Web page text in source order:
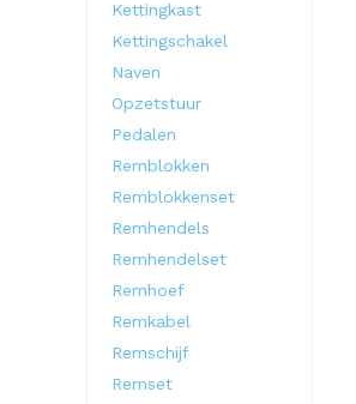
Kettingkast
Kettingschakel
Naven
Opzetstuur
Pedalen
Remblokken
Remblokkenset
Remhendels
Remhendelset
Remhoef
Remkabel
Remschijf
Remset